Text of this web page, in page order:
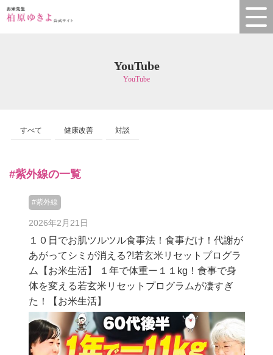
YouTube
YouTube
すべて 健康改善 対談
#紫外線の一覧
#紫外線
2026年2月21日
１０日でお肌ツルツル食事法！食事だけ！代謝が
あがってシミが消える?!若玄米リセットプログラ
ム【お米生活】 １年で体重ー１１kg！食事で身
体を変える若玄米リセットプログラムが凄すぎ
た！【お米生活】